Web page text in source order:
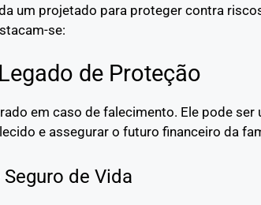
um projetado para proteger contra
se:
de Proteção
em caso de falecimento. Ele pode
e assegurar o futuro financeiro da
de Vida